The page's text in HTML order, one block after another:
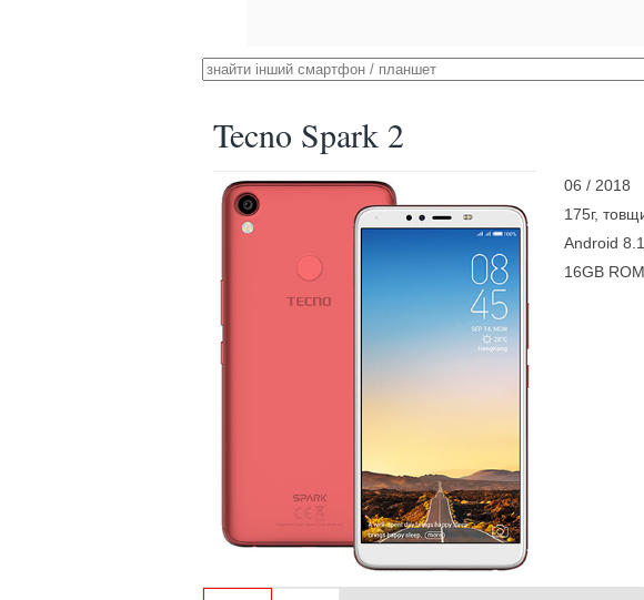
Tecno Spark 2
06 / 2018
175г,
Android
16GB ROM